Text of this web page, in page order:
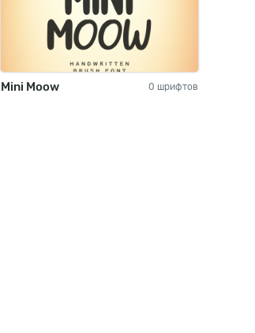
Mini Moow 0 шрифтов